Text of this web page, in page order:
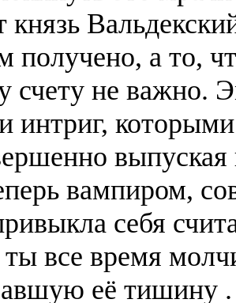
князь
получено, а то,
счету не важно.
интриг,
выпуская
вампиром,
себя
все время
её тишину